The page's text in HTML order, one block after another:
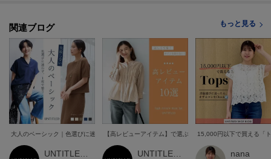
関連ブログ もっと見る
大人のベーシック｜色選びに迷わず、1枚で整う【高レビューアイテム】で選ぶ、着心地と細見えが叶うアイ
15,000円以下で買える「
nana